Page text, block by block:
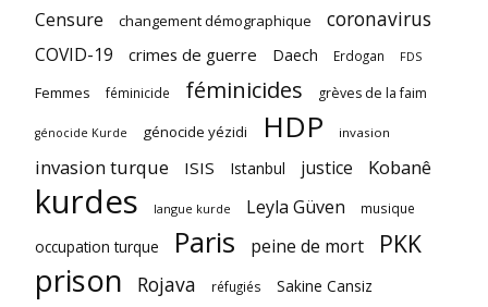
Censure changement démographique coronavirus
COVID-19 crimes de guerre Daech Erdogan FDS
Femmes féminicide féminicides grèves de la faim
génocide Kurde génocide yézidi HDP invasion
invasion turque ISIS Istanbul justice Kobanê
kurdes langue kurde Leyla Güven musique
occupation turque Paris peine de mort PKK
prison Rojava réfugiés Sakine Cansiz